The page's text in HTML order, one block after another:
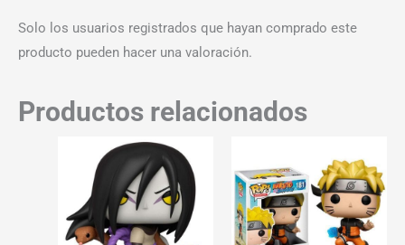
Solo los usuarios registrados que hayan comprado este
producto pueden hacer una valoración.
Productos relacionados